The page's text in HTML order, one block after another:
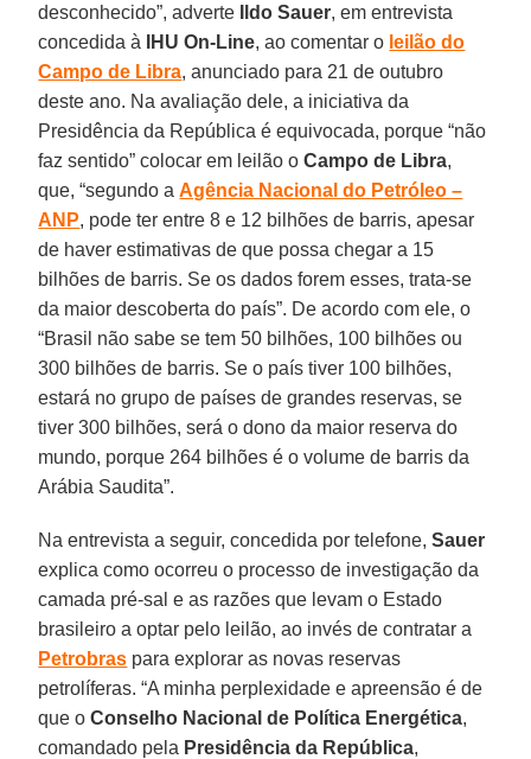
desconhecido”, adverte
Ildo Sauer, em entrevista
concedida à
IHU On-Line, ao comentar o leilão do
Campo de Libra, anunciado para 21 de outubro
deste ano. Na avaliação dele, a iniciativa da
Presidência da República é equivocada, porque “não
faz sentido” colocar em leilão oCampo de Libra,
que, “segundo aAgência Nacional do Petróleo –
ANP, pode ter entre 8 e 12 bilhões de barris, apesar
de haver estimativas de que possa chegar a 15
bilhões de barris. Se os dados forem esses, trata-se
da maior descoberta do país”. De acordo com ele, o
“Brasil não sabe se tem 50 bilhões, 100 bilhões ou
300 bilhões de barris. Se o país tiver 100 bilhões,
estará no grupo de países de grandes reservas, se
tiver 300 bilhões, será o dono da maior reserva do
mundo, porque 264 bilhões é o volume de barris da
Arábia Saudita”.
Na entrevista a seguir, concedida por telefone,Sauer
explica como ocorreu o processo de investigação da
camada pré-sal e as razões que levam o Estado
brasileiro a optar pelo leilão, ao invés de contratar a
Petrobras para explorar as novas reservas
petrolíferas. “A minha perplexidade e apreensão é de
que oConselho Nacional de Política Energética,
comandado pela Presidência da República,